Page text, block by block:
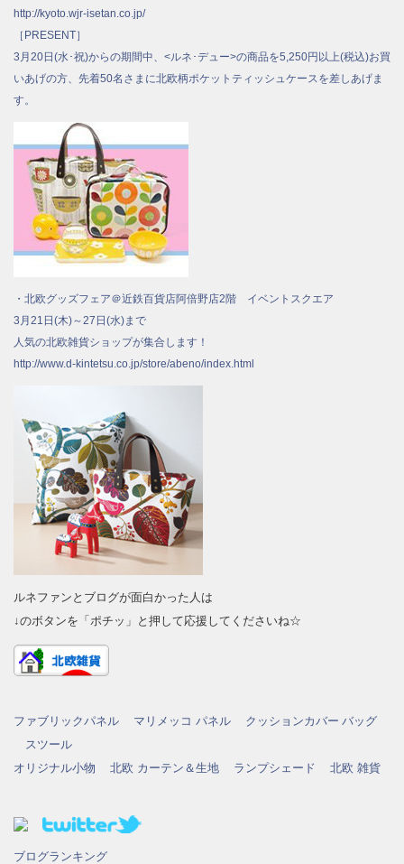
http://kyoto.wjr-isetan.co.jp/
［PRESENT］
3月20日(水･祝)からの期間中、<ルネ･デュー>の商品を5,250円以上(税込)お買
いあげの方、先着50名さまに北欧柄ポケットティッシュケースを差しあげま
す。
・北欧グッズフェア＠近鉄百貨店阿倍野店2階 イベントスクエア
3月21日(木)～27日(水)まで
人気の北欧雑貨ショップが集合します！
http://www.d-kintetsu.co.jp/store/abeno/index.html
ルネファンとブログが面白かった人は
↓のボタンを「ポチッ」と押して応援してくださいね☆
ファブリックパネル マリメッコ パネル クッションカバー バッグ
スツール
オリジナル小物
北欧 カーテン＆生地 ランプシェード 北欧 雑貨
ブログランキング